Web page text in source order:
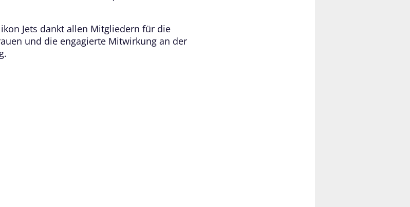
Jets dankt allen Mitgliedern für die
und die engagierte Mitwirkung an der